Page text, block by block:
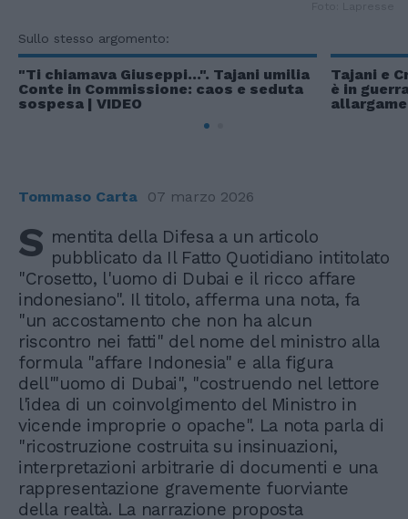
Sullo stesso argomento:
"Ti chiamava Giuseppi...". Tajani umilia
Conte in Commissione: caos e seduta
sospesa | VIDEO
Tajani e
è in
Tommaso Carta 07 marzo 2026
S mentita della Difesa a un articolo
pubblicato da Il Fatto Quotidiano intitolato
"Crosetto, l'uomo di Dubai e il ricco affare
indonesiano". Il titolo, afferma una nota, fa
"un accostamento che non ha alcun
riscontro nei fatti" del nome del ministro alla
formula "affare Indonesia" e alla figura
dell'"uomo di Dubai", "costruendo nel lettore
l'idea di un coinvolgimento del Ministro in
vicende improprie o opache". La nota parla di
"ricostruzione costruita su insinuazioni,
interpretazioni arbitrarie di documenti e una
rappresentazione gravemente fuorviante
della realtà. La narrazione proposta